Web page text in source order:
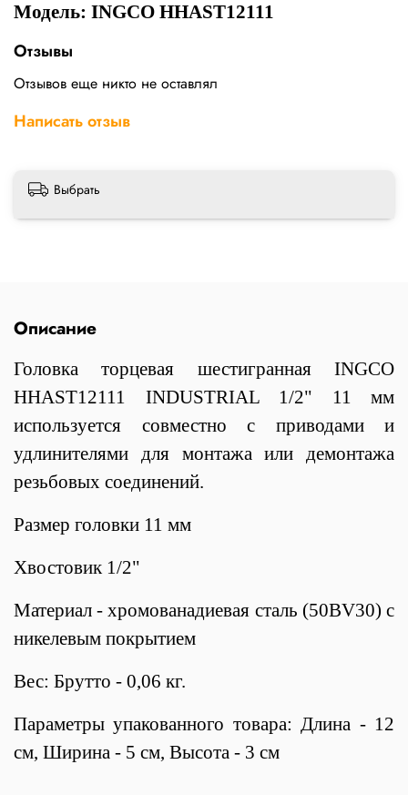
Модель: INGCO HHAST12111
Отзывы
Отзывов еще никто не оставлял
Написать отзыв
Выбрать
Описание
Головка торцевая шестигранная INGCO
HHAST12111 INDUSTRIAL 1/2" 11 мм
используется совместно с приводами и
удлинителями для монтажа или демонтажа
резьбовых соединений.
Размер головки 11 мм
Хвостовик 1/2"
Материал - хромованадиевая сталь (50BV30) с
никелевым покрытием
Вес: Брутто - 0,06 кг.
Параметры упакованного товара: Длина - 12
см, Ширина - 5 см, Высота - 3 см